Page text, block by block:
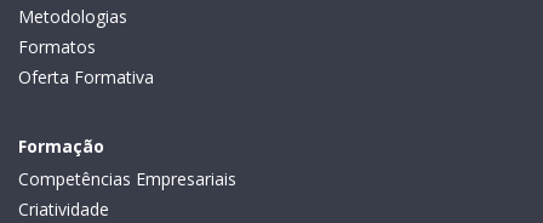
Metodologias
Formatos
Oferta Formativa
Formação
Competências Empresariais
Criatividade